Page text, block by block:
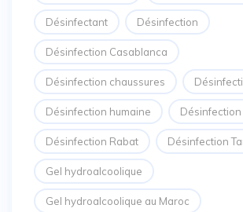
Désinfectant Désinfection
Désinfection Casablanca
Désinfection chaussures
Désinfection humaine
Désinfection Rabat Désinfection
Gel hydroalcoolique
Gel hydroalcoolique au Maroc